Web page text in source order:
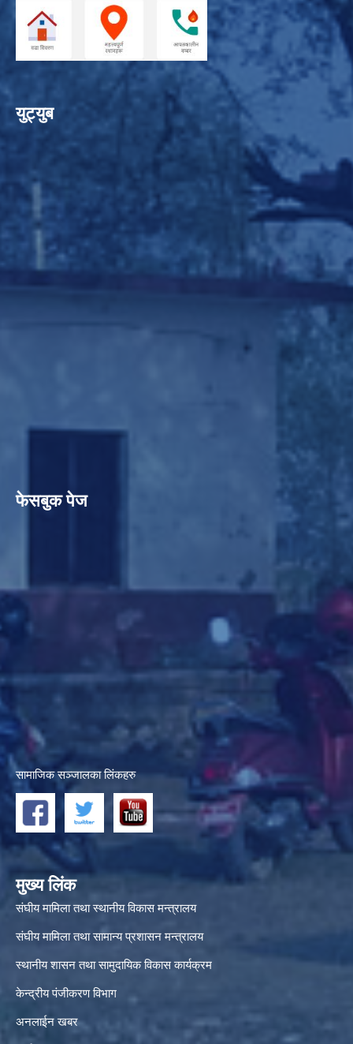
युट्युब
फेसबुक पेज
सामाजिक सञ्जालका लिंकहरु
मुख्य लिंक
संघीय मामिला तथा स्थानीय विकास मन्त्रालय
संघीय मामिला तथा सामान्य प्रशासन मन्त्रालय
स्थानीय शासन तथा सामुदायिक विकास कार्यक्रम
केन्द्रीय पंजीकरण विभाग
अनलाईन खबर